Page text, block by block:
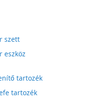
szett
eszköz
tartozék
tartozék